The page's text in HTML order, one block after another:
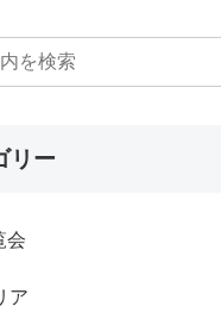
リー
会
ア